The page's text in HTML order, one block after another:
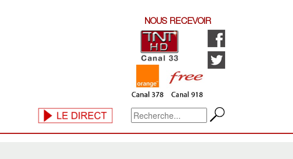
NOUS RECEVOIR